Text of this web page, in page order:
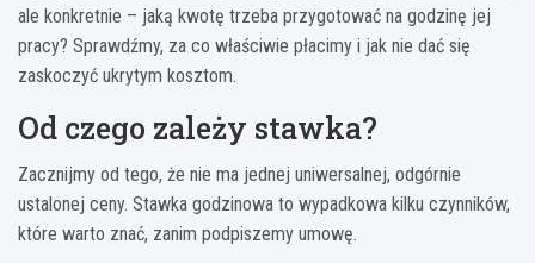
ale konkretnie – jaką kwotę trzeba przygotować na godzinę jej
pracy? Sprawdźmy, za co właściwie płacimy i jak nie dać się
zaskoczyć ukrytym kosztom.
Od czego zależy stawka?
Zacznijmy od tego, że nie ma jednej uniwersalnej, odgórnie
ustalonej ceny. Stawka godzinowa to wypadkowa kilku czynników,
które warto znać, zanim podpiszemy umowę.